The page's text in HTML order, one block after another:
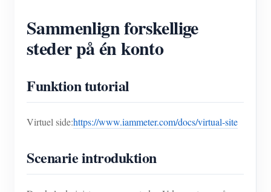
Sammenlign forskellige
steder på én konto
Funktion tutorial
Virtuel side:https://www.iammeter.com/docs/virtual-site
Scenarie introduktion